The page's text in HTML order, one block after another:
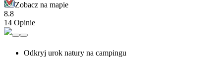
Zobacz na mapie
8.8
14 Opinie
Odkryj urok natury na campingu